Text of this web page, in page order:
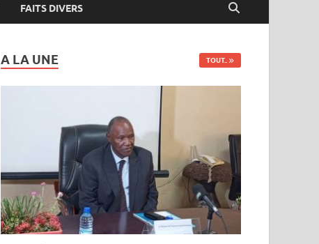
FAITS DIVERS
A LA UNE TOUT..